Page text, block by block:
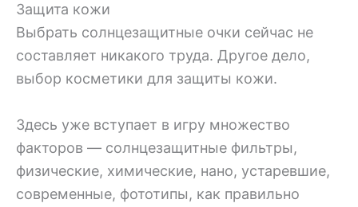
Защита кожи
Выбрать солнцезащитные очки сейчас не
составляет никакого труда. Другое дело,
выбор косметики для защиты кожи.
Здесь уже вступает в игру множество
факторов — солнцезащитные фильтры,
физические, химические, нано, устаревшие,
современные, фототипы, как правильно